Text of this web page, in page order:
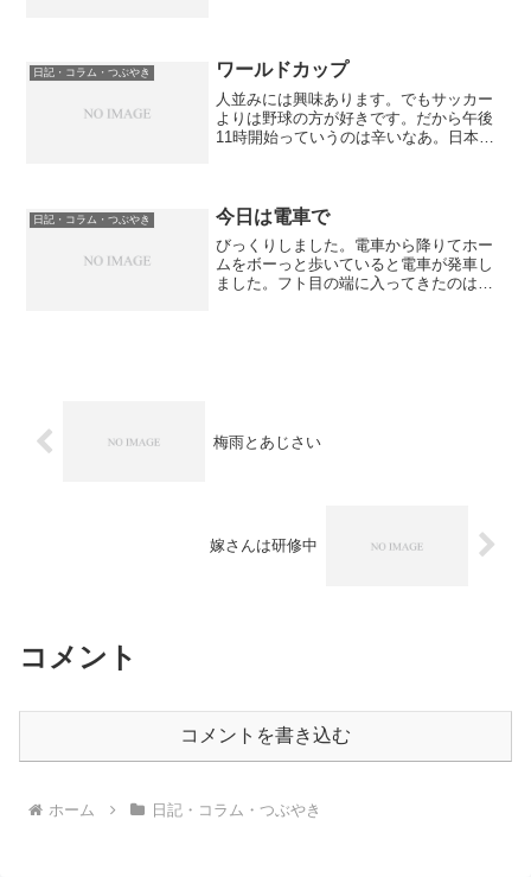
た。はじめは砂も入れていた...
日記・コラム・つぶやき ワールドカップ
人並みには興味あります。でもサッカー
よりは野球の方が好きです。だから午後
11時開始っていうのは辛いなあ。日本時
日記・コラム・つぶやき 今日は電車で
びっくりしました。電車から降りてホー
ムをボーっと歩いていると電車が発車し
ました。フト目の端に入ってきたのは、
梅雨とあじさい
嫁さんは研修中
コメント
コメントを書き込む
ホーム 日記・コラム・つぶやき